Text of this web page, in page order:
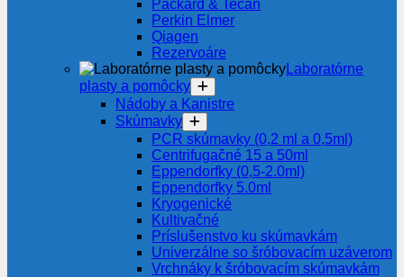
Packard & Tecan
Perkin Elmer
Qiagen
Rezervoáre
Laboratórne
plasty a pomôcky
Nádoby a Kanistre
Skúmavky
PCR skúmavky (0,2 ml a 0,5ml)
Centrifugačné 15 a 50ml
Eppendorfky (0,5-2.0ml)
Eppendorfky 5.0ml
Kryogenické
Kultivačné
Príslušenstvo ku skúmavkám
Univerzálne so šróbovacím uzáverom
Vrchnáky k šróbovacím skúmavkám